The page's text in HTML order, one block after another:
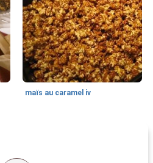
maïs au caramel iv